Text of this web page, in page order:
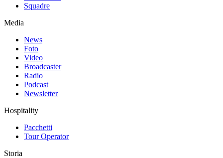
Squadre
Media
News
Foto
Video
Broadcaster
Radio
Podcast
Newsletter
Hospitality
Pacchetti
Tour Operator
Storia